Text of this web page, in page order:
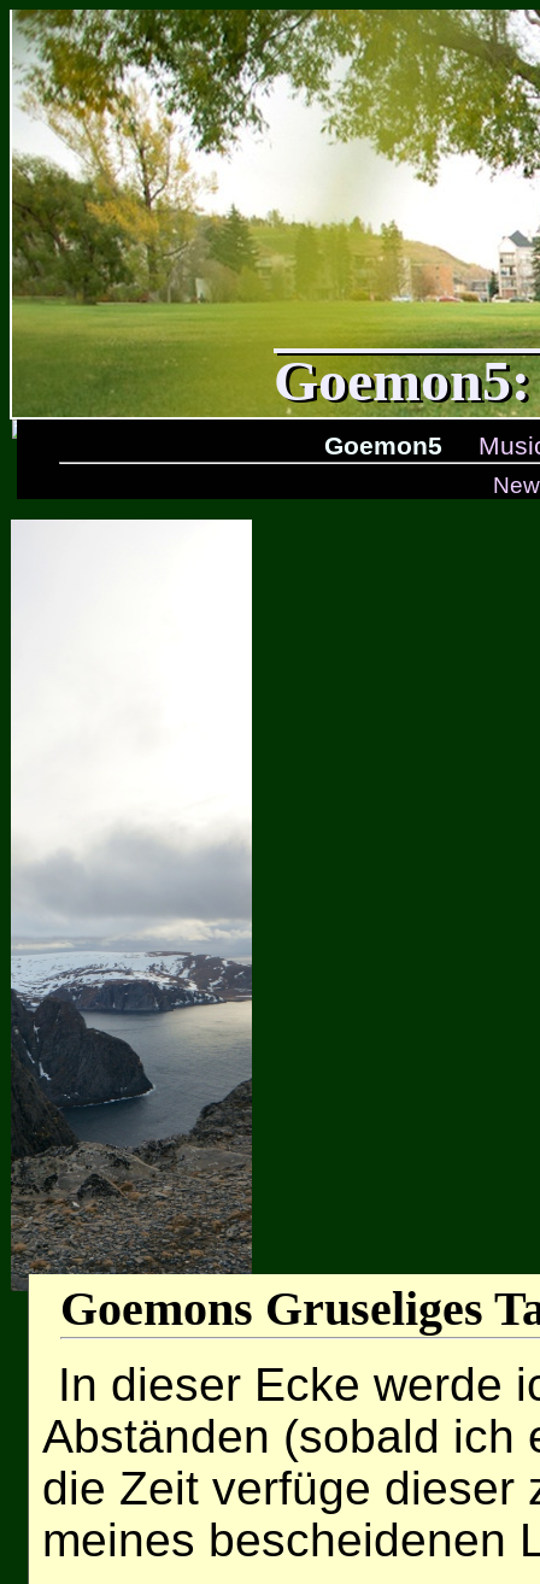
Goemon5
Goemons Gruseliges
In dieser Ecke werde
Abständen (sobald ich
die Zeit verfüge dieser
meines bescheidenen